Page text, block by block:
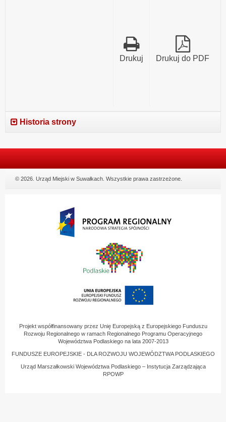
Drukuj do PDF
Drukuj
Historia strony
© 2026. Urząd Miejski w Suwałkach. Wszystkie prawa zastrzeżone.
Projekt współfinansowany przez Unię Europejską z Europejskiego Funduszu
Rozwoju Regionalnego w ramach Regionalnego Programu Operacyjnego
Województwa Podlaskiego na lata 2007-2013
FUNDUSZE EUROPEJSKIE - DLA ROZWOJU WOJEWÓDZTWA PODLASKIEGO
Urząd Marszałkowski Województwa Podlaskiego – Instytucja Zarządzająca
RPOWP